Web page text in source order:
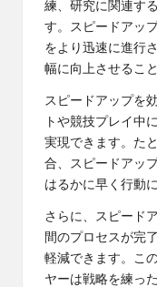
練、研究に関連す
す。スピードアッ
をより迅速に進行
幅に向上させるこ
スピードアップを
トや競技プレイ中
実現できます。た
合、スピードアッ
はるかに早く行動
さらに、スピード
間のプロセスが完
軽減できます。こ
ヤーは戦略を練っ